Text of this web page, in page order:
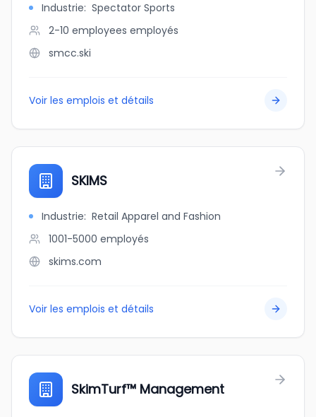
Industrie: Spectator Sports
2-10 employees employés
smcc.ski
Voir les emplois et détails
SKIMS
Industrie: Retail Apparel and Fashion
1001-5000 employés
skims.com
Voir les emplois et détails
SkimTurf™ Management